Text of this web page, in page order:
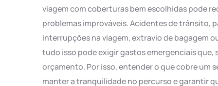
viagem com coberturas bem escolhidas pode
problemas improváveis. Acidentes de trânsito,
interrupções na viagem, extravio de bagagem
tudo isso pode exigir gastos emergenciais que,
orçamento. Por isso, entender o que cobre um
manter a tranquilidade no percurso e garantir